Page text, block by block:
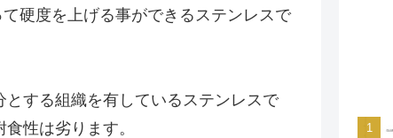
硬度を上げる事ができるステンレスで
する組織を有しているステンレスで
性は劣ります。